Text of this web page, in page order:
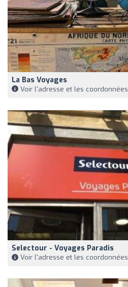
La Bas Voyages
Voir l'adresse et les coordonnées
Selectour - Voyages Paradis
Voir l'adresse et les coordonnées